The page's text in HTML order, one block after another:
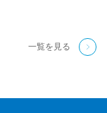
一覧を見る